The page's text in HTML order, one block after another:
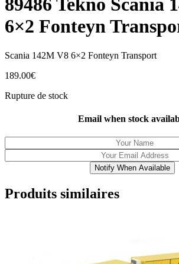
89486 Tekno Scania
6×2 Fonteyn
Scania 142M V8 6×2 Fonteyn Transport
189.00€
Rupture de stock
Email when stock
Notify When Available
Produits similaires